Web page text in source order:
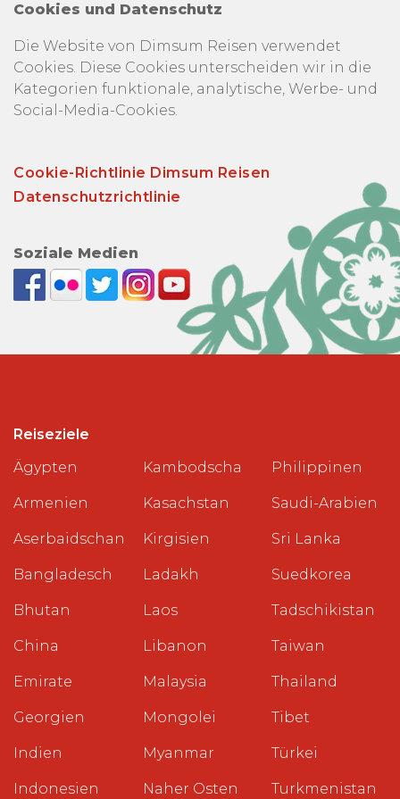
Cookies und Datenschutz
Die Website von Dimsum Reisen verwendet
Cookies. Diese Cookies unterscheiden wir in die
Kategorien funktionale, analytische, Werbe- und
Social-Media-Cookies.
Cookie-Richtlinie Dimsum Reisen
Datenschutzrichtlinie
Soziale Medien
Reiseziele
Ägypten
Armenien
Aserbaidschan
Bangladesch
Bhutan
China
Emirate
Georgien
Indien
Indonesien
Kambodscha
Kasachstan
Kirgisien
Ladakh
Laos
Libanon
Malaysia
Mongolei
Myanmar
Naher Osten
Philippinen
Saudi-Arabien
Sri Lanka
Suedkorea
Tadschikistan
Taiwan
Thailand
Tibet
Türkei
Turkmenistan